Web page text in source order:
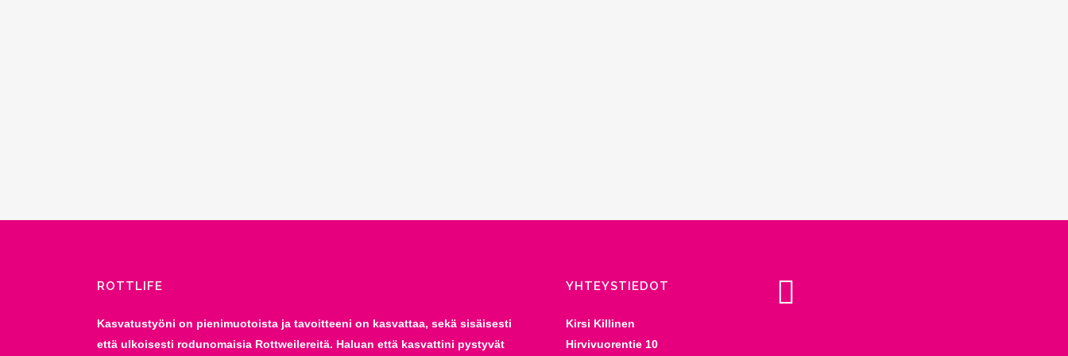
ROTTLIFE
Kasvatustyöni on pienimuotoista ja tavoitteeni on kasvattaa, sekä sisäisesti
että ulkoisesti rodunomaisia Rottweilereitä. Haluan että kasvattini pystyvät
YHTEYSTIEDOT
Kirsi Killinen
Hirvivuorentie 10